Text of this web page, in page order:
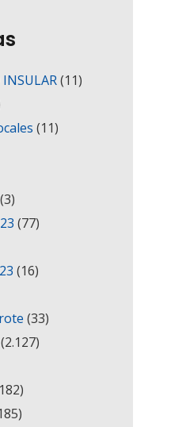
INSULAR(11)
(11)
(3)
(77)
(16)
(33)
(2.127)